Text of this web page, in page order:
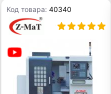
Код товара:40340